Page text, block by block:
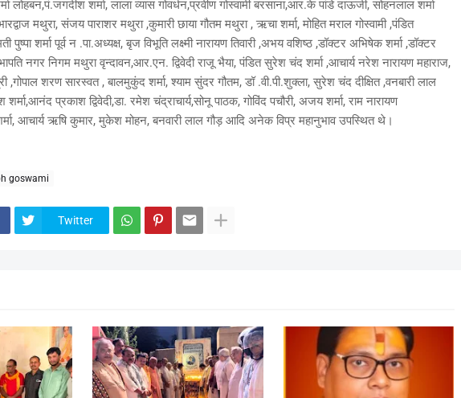
लोहबन,पं.जगदीश शर्मा, लाला व्यास गोवर्धन,प्रवीण गोस्वामी बरसाना,आर.के पांडे दाऊजी, सोहनलाल शर्मा
मथुरा, संजय पाराशर मथुरा ,कुमारी छाया गौतम मथुरा , ऋचा शर्मा, मोहित मराल गोस्वामी ,पंडित
पुष्पा शर्मा पूर्व न .पा.अध्यक्ष, बृज विभूति लक्ष्मी नारायण तिवारी ,अभय वशिष्ठ ,डॉक्टर अभिषेक शर्मा ,डॉक्टर
नगर निगम मथुरा वृन्दावन,आर.एन. द्विवेदी राजू भैया, पंडित सुरेश चंद शर्मा ,आचार्य नरेश नारायण महाराज,
,गोपाल शरण सारस्वत , बालमुकुंद शर्मा, श्याम सुंदर गौतम, डॉ .वी.पी.शुक्ला, सुरेश चंद दीक्षित ,वनबारी लाल
प्रकाश द्विवेदी,डा. रमेश चंद्राचार्य,सोनू पाठक, गोविंद पचौरी, अजय शर्मा, राम नारायण
आचार्य ऋषि कुमार, मुकेश मोहन, बनवारी लाल गौड़ आदि अनेक विप्र महानुभाव उपस्थित थे।
goswami
Twitter